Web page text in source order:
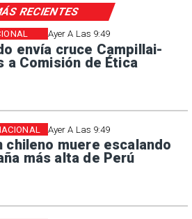
Ayer A Las 9:49
envía cruce Campillai-
a Comisión de Ética
Ayer A Las 9:49
chileno muere escalando
más alta de Perú
RECIENTES